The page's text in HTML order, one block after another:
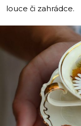
louce či zahrádce.